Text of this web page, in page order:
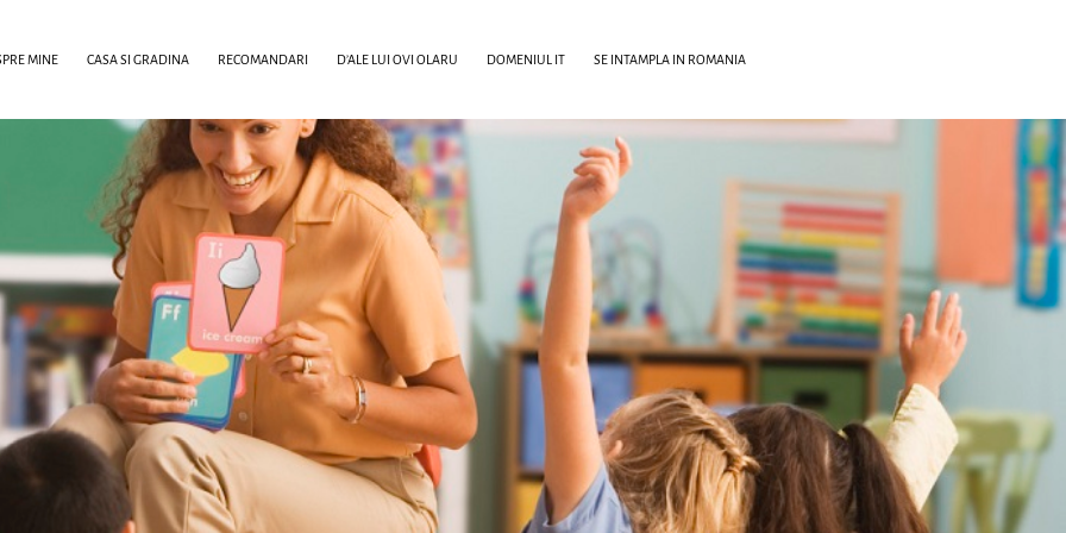
MINE CASA SI GRADINA RECOMANDARI D’ALE LUI OVI OLARU DOMENIUL IT SE INTAMPLA IN ROMANIA